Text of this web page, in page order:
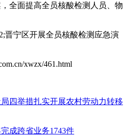
全面提高全员核酸检测人员、物
晋宁区开展全员核酸检测应急演
xwzx/461.html
四举措扎实开展农村劳动力转移
成跨省业务1743件